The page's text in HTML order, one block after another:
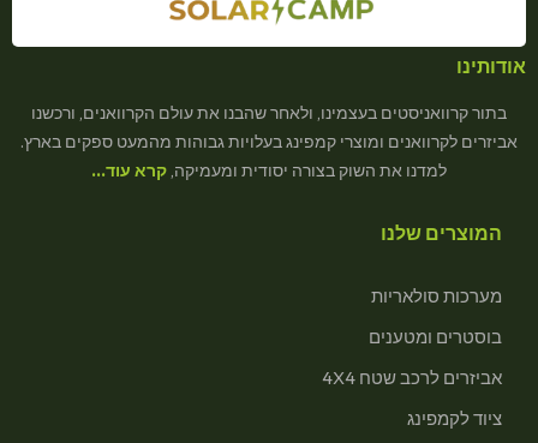
אודותינו
בתור קרוואניסטים בעצמינו, ולאחר שהבנו את עולם הקרוואנים, ורכשנו
אביזרים לקרוואנים ומוצרי קמפינג בעלויות גבוהות מהמעט ספקים בארץ.
למדנו את השוק בצורה יסודית ומעמיקה, קרא עוד…
המוצרים שלנו
מערכות סולאריות
בוסטרים ומטענים
אביזרים לרכב שטח 4X4
ציוד לקמפינג